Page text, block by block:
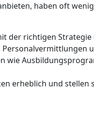
haben oft
richtigen
erheblich und